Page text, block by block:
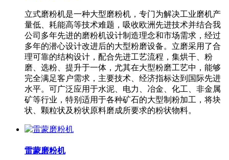
立式磨粉机是一种大型磨粉机，专门为解决工业磨机产
量低、耗能高等技术难题，吸收欧洲先进技术并结合我
公司多年先进的磨粉机设计制造理念和市场需求，经过
多年的潜心设计改进后的大型粉磨设备。立磨采用了合
理可靠的结构设计，配合先进工艺流程，集烘干、粉
磨、选粉、提升于一体，尤其在大型粉磨工艺中，能够
完全满足客户需求，主要技术、经济指标达到国际先进
水平。可广泛应用于水泥、电力、冶金、化工、非金属
矿等行业，特别适用于各种矿石的大型制粉加工，将块
状、颗粒状及粉状原料磨成所要求的粉状物料。
雷蒙磨粉机